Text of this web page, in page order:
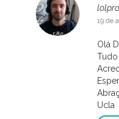
lolpro
19 de
Olá
Ucla